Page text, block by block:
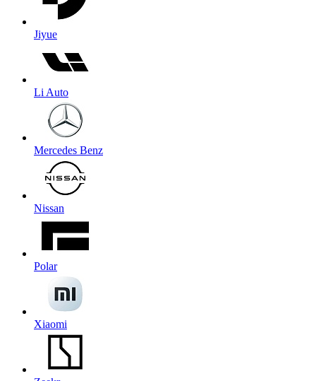
Jiyue
Li Auto
Mercedes Benz
Nissan
Polar
Xiaomi